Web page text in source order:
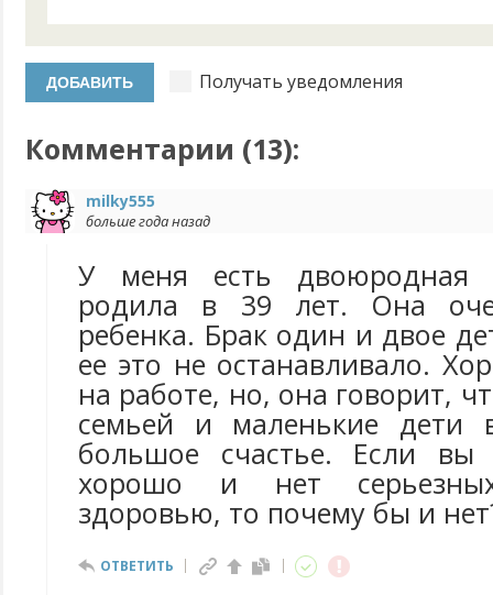
Получать уведомления
Комментарии (13):
milky555
больше года назад
У меня есть двоюродная
родила в 39 лет. Она
ребенка. Брак один и двое
ее это не останавливало.
на работе, но, она говорит,
семьей и маленькие дети
большое счастье. Если вы
хорошо и нет
здоровью, то почему бы и
ОТВЕТИТЬ